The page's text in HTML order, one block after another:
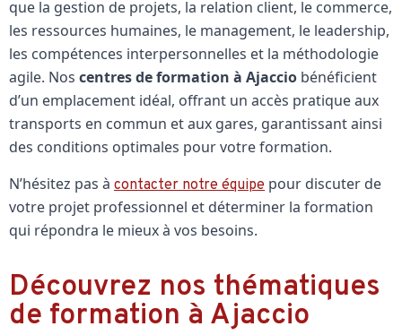
que la gestion de projets, la relation client, le commerce,
les ressources humaines, le management, le leadership,
les compétences interpersonnelles et la méthodologie
agile. Nos centres de formation à Ajaccio bénéficient
d’un emplacement idéal, offrant un accès pratique aux
transports en commun et aux gares, garantissant ainsi
des conditions optimales pour votre formation.
N’hésitez pas à contacter notre équipe pour discuter de
votre projet professionnel et déterminer la formation
qui répondra le mieux à vos besoins.
Découvrez nos thématiques
de formation à Ajaccio